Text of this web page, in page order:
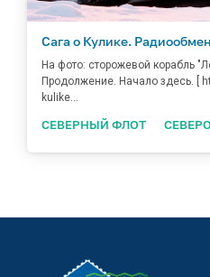
Сага о Кулике.
На фото: сторожевой корабль
Продолжение. Начало здесь. [
kulike...
СЕВЕРНЫЙ ФЛОТ